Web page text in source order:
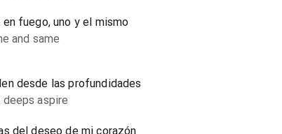
fuego, uno y el mismo
and same
desde las profundidades
aspire
del deseo de mi corazón